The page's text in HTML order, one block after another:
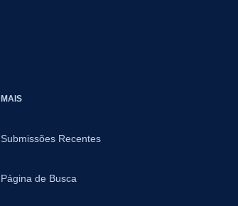
MAIS
Submissões Recentes
Página de Busca